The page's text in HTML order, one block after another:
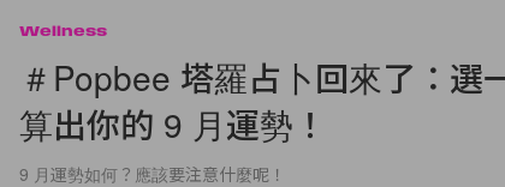
Wellness
＃Popbee 塔羅占卜回來了：選
算出你的 9 月運勢！
9 月運勢如何？應該要注意什麼呢！